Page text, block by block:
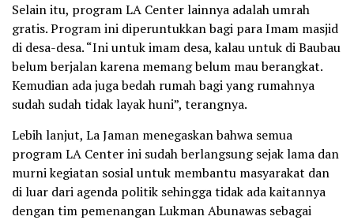
Selain itu, program LA Center lainnya adalah umrah
gratis. Program ini diperuntukkan bagi para Imam masjid
di desa-desa. “Ini untuk imam desa, kalau untuk di Baubau
belum berjalan karena memang belum mau berangkat.
Kemudian ada juga bedah rumah bagi yang rumahnya
sudah sudah tidak layak huni”, terangnya.
Lebih lanjut, La Jaman menegaskan bahwa semua
program LA Center ini sudah berlangsung sejak lama dan
murni kegiatan sosial untuk membantu masyarakat dan
di luar dari agenda politik sehingga tidak ada kaitannya
dengan tim pemenangan Lukman Abunawas sebagai